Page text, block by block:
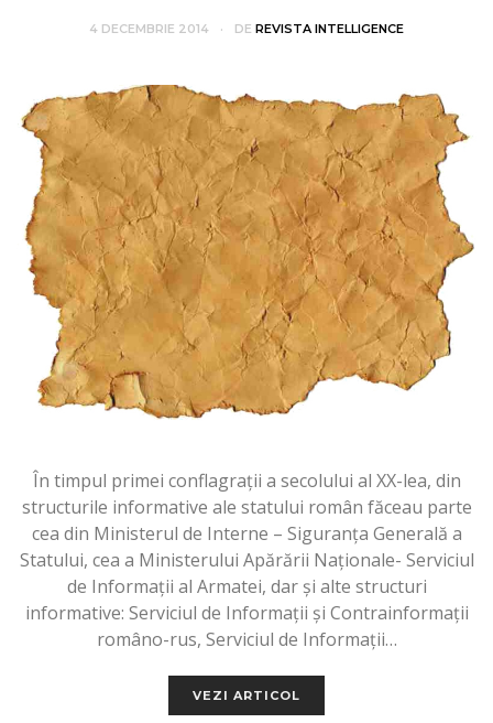
4 DECEMBRIE 2014 DE REVISTA INTELLIGENCE
În timpul primei conflagrații a secolului al XX-lea, din
structurile informative ale statului român făceau parte
cea din Ministerul de Interne – Siguranța Generală a
Statului, cea a Ministerului Apărării Naționale- Serviciul
de Informații al Armatei, dar și alte structuri
informative: Serviciul de Informații și Contrainformații
româno-rus, Serviciul de Informații…
VEZI ARTICOL